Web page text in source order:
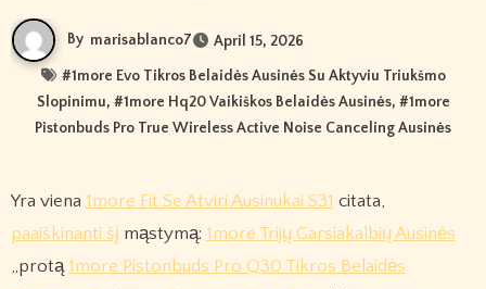
By marisablanco7 April 15, 2026
#1more Evo Tikros Belaidės Ausinės Su Aktyviu Triukšmo
Slopinimu, #1more Hq20 Vaikiškos Belaidės Ausinės, #1more
Pistonbuds Pro True Wireless Active Noise Canceling Ausinės
Yra viena 1more Fit Se Atviri Ausinukai S31 citata,
paaiškinanti šį mąstymą: 1more Trijų Garsiakalbių Ausinės
„protą 1more Pistonbuds Pro Q30 Tikros Belaidės